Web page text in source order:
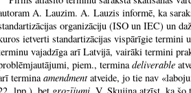
A. Lauzim. A. Lauzis informē, ka
organizāciju (ISO un IEC) un
ietverti standartizācijas vispārīgie termini
vajadzīga arī Latvijā, vairāki termini
piem., terminadeliverable
terminaamendmentatveide, jo tie nav
grozījumi